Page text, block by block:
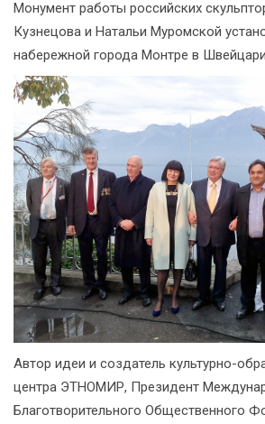
Монумент работы российских
Кузнецова и Натальи Муромской
набережной города Монтре в
Автор идеи и создатель культурно-
центра ЭТНОМИР, Президент
Благотворительного Общественного